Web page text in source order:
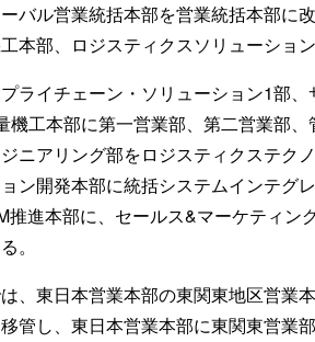
バル営業統括本部を営業統括本部に
本部、ロジスティクスソリューショ
ライチェーン・ソリューション1部
機工本部に第一営業部、第二営業部
ニアリング部をロジスティクステク
ン開発本部に統括システムインテグ
推進本部に、セールス&マーケティン
。
、東日本営業本部の東関東地区営業
管し、東日本営業本部に東関東営業